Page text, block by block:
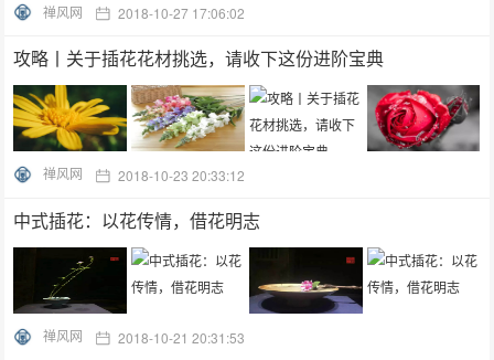
禅风网 2018-10-27 17:06:02
攻略丨关于插花花材挑选，请收下这份进阶宝典
禅风网 2018-10-23 20:33:12
中式插花：以花传情，借花明志
禅风网 2018-10-21 20:31:53